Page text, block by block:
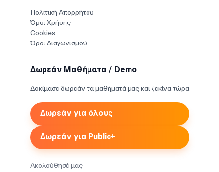
Πολιτική Απορρήτου
Όροι Χρήσης
Cookies
Όροι Διαγωνισμού
Δωρεάν Μαθήματα / Demo
Δοκίμασε δωρεάν τα μαθήματά μας και ξεκίνα τώρα
Δωρεάν για όλους
Δωρεάν για Public+
Ακολούθησέ μας